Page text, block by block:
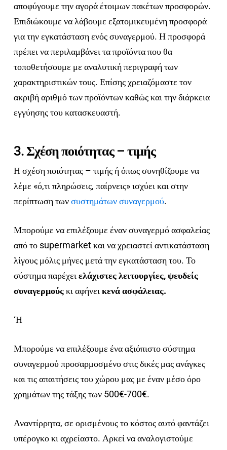
αποφύγουμε την αγορά έτοιμων πακέτων προσφορών.
Επιδιώκουμε να λάβουμε εξατομικευμένη προσφορά
για την εγκατάσταση ενός συναγερμού. Η προσφορά
πρέπει να περιλαμβάνει τα προϊόντα που θα
τοποθετήσουμε με αναλυτική περιγραφή των
χαρακτηριστικών τους. Επίσης χρειαζόμαστε τον
ακριβή αριθμό των προϊόντων καθώς και την διάρκεια
εγγύησης του κατασκευαστή.
3. Σχέση ποιότητας – τιμής
Η σχέση ποιότητας – τιμής ή όπως συνηθίζουμε να
λέμε «ό,τι πληρώσεις, παίρνεις» ισχύει και στην
περίπτωση τωνσυστημάτων συναγερμού.
Μπορούμε να επιλέξουμε έναν συναγερμό ασφαλείας
από το supermarket και να χρειαστεί αντικατάσταση
λίγους μόλις μήνες μετά την εγκατάσταση του. Το
σύστημα παρέχει ελάχιστες λειτουργίες,ψευδείς
συναγερμούςκι αφήνει κενά ασφάλειας.
‘Η
Μπορούμε να επιλέξουμε ένα αξιόπιστο σύστημα
συναγερμού προσαρμοσμένο στις δικές μας ανάγκες
και τις απαιτήσεις του χώρου μας με έναν μέσο όρο
χρημάτων της τάξης των 500€-700€.
Αναντίρρητα, σε ορισμένους το κόστος αυτό φαντάζει
υπέρογκο κι αχρείαστο. Αρκεί να αναλογιστούμε